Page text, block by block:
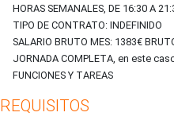
HORAS SEMANALES, DE 16:30
TIPO DE CONTRATO: INDEFINIDO
SALARIO BRUTO MES: 1383€
JORNADA COMPLETA, en este
FUNCIONES Y TAREAS
REQUISITOS